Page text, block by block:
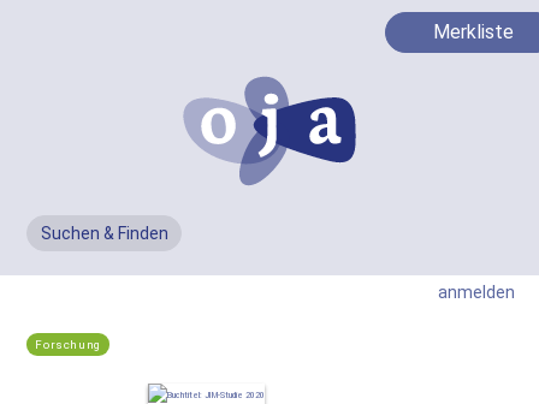
Suchen & Finden
Merkliste
anmelden
Forschung